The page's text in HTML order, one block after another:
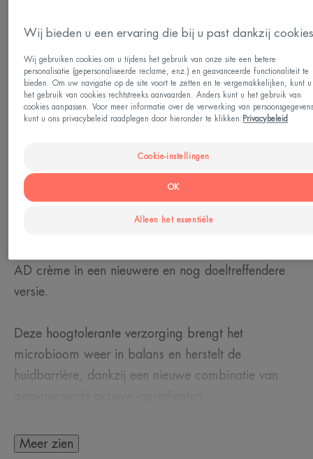
Droge huid met neiging tot atopisch eczeem -
Droge huid - Gevoelige huid - Huid die vatbaar is
voor atopisch eczeem
Voeding - Anti-jeuk - Verzachtend
Gemaakt in Frankrijk
AD crème in een nieuwere en nog doeltreffendere
versie.
Deze hoogtolerante verzorging brengt het
microbioom weer in balans en herstelt de
huidbarrière, dankzij een nieuwe combinatie van
• I-MODULIA⁺, een geoptimaliseerde versie van
Meer zien
Wij bieden u een ervaring die bij u past dankzij
Wij gebruiken cookies om u tijdens het gebruik van onze site een betere
personalisatie (gepersonaliseerde reclame, enz.) en geavanceerde functionaliteit te
bieden. Om uw navigatie op de site voort te zetten en te vergemakkelijken, kunt u
het gebruik van cookies rechtstreeks aanvaarden. Anders kunt u het gebruik van
cookies aanpassen. Voor meer informatie over de verwerking van
kunt u ons privacybeleid raadplegen door hieronder te klikken: Privacybeleid
Cookie-instellingen
Alleen het essentiële
OK